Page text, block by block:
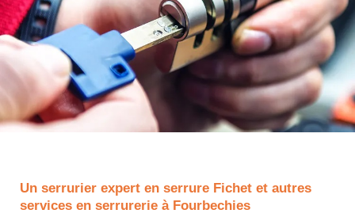
Un serrurier expert en serrure Fichet et autres
services en serrurerie à Fourbechies